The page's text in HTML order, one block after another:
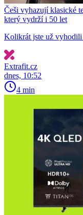
Češi vyhazují klasické
který vydrží i 50 let
Kolikrát jste už
Extrafit.cz
dnes, 10:52
4 min